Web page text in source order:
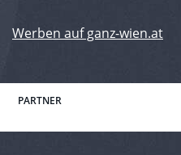
Werben auf ganz-wien.at
PARTNER